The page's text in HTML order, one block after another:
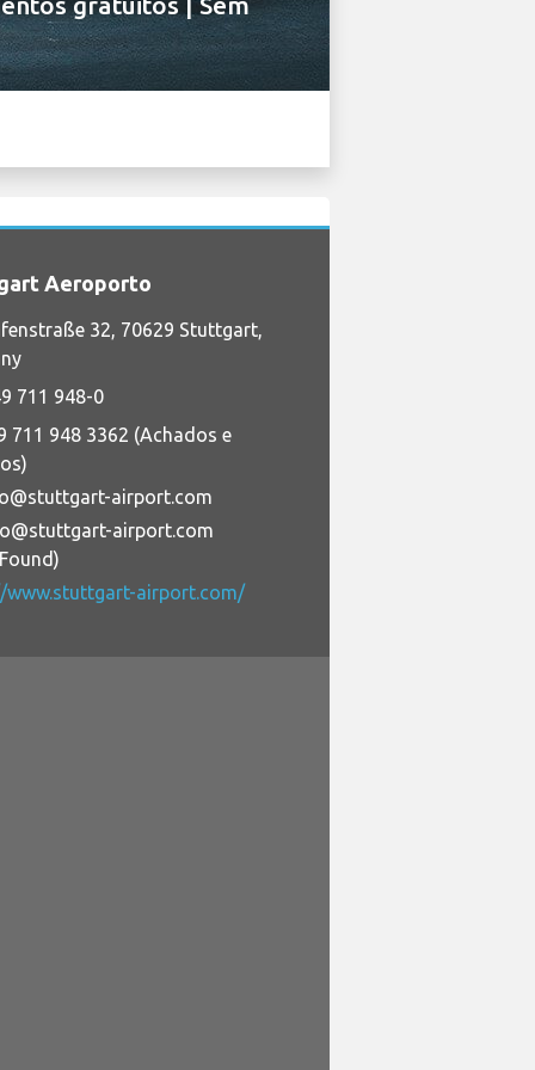
Aeroporto
32, 70629 Stuttgart,
711 948-0
711 948 3362 (Achados e
airport.com
airport.com
www.stuttgart-airport.com/